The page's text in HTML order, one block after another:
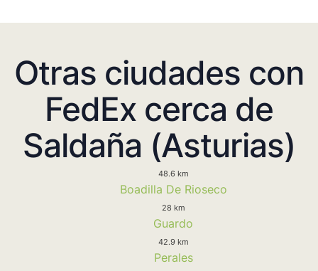
Otras ciudades con
FedEx cerca de
Saldaña (Asturias)
48.6 km
Boadilla De Rioseco
28 km
Guardo
42.9 km
Perales